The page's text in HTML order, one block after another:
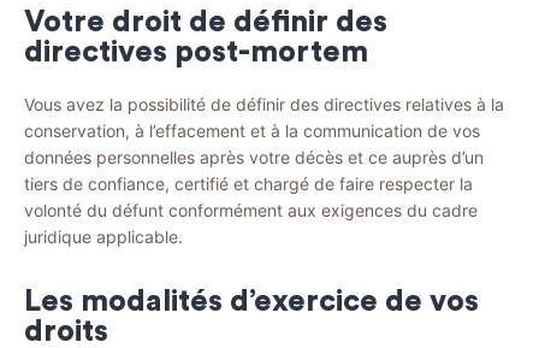
Votre droit de définir des
directives post-mortem
Vous avez la possibilité de définir des directives relatives à la
conservation, à l’effacement et à la communication de vos
données personnelles après votre décès et ce auprès d’un
tiers de confiance, certifié et chargé de faire respecter la
volonté du défunt conformément aux exigences du cadre
juridique applicable.
Les modalités d’exercice de vos
droits